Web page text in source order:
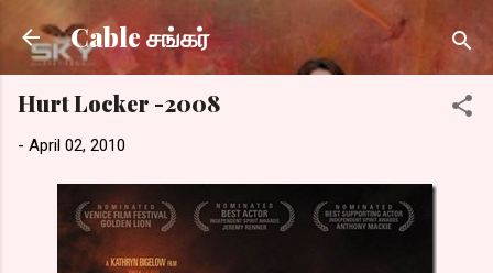
Skip to main content
Cable சங்கர்
Hurt Locker -2008
- April 02, 2010